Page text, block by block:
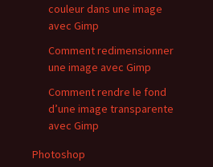
couleur dans une image
avec Gimp
Comment redimensionner
une image avec Gimp
Comment rendre le fond
d’une image transparente
avec Gimp
Photoshop